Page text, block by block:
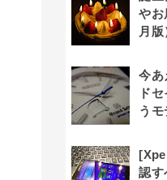
やお
月版
今あ
ド
うモ
認す